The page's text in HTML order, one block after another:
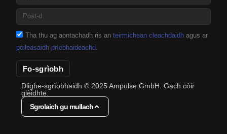
Tha thu ag aontachadh ris an teirmichean cleachdaidh agus ar
poileasaidh prìobhaideachd.
Fo-sgrìobh
Dlighe-sgrìobhaidh © 2025 Ampulse GmbH. Gach còir
glèidhte.
Sgrolaich gu mullach